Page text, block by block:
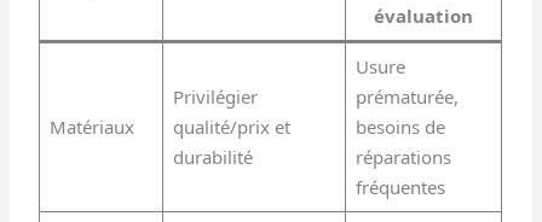
évaluation
Matériaux
Privilégier
qualité/prix et
durabilité
Usure
prématurée,
besoins de
réparations
fréquentes